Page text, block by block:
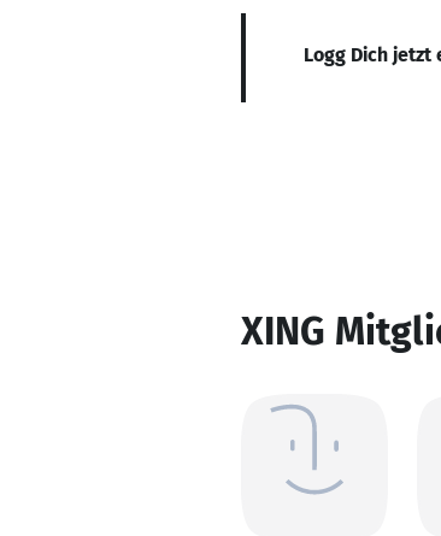
Logg Dich jetzt
XING